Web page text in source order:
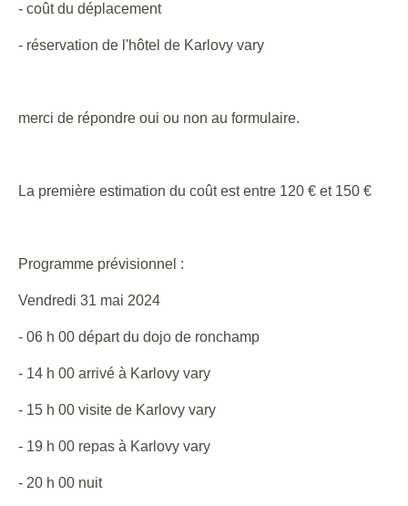
- coût du déplacement
- réservation de l'hôtel de Karlovy vary
merci de répondre oui ou non au formulaire.
La première estimation du coût est entre 120 € et 150 €
Programme prévisionnel :
Vendredi 31 mai 2024
- 06 h 00 départ du dojo de ronchamp
- 14 h 00 arrivé à Karlovy vary
- 15 h 00 visite de Karlovy vary
- 19 h 00 repas à Karlovy vary
- 20 h 00 nuit